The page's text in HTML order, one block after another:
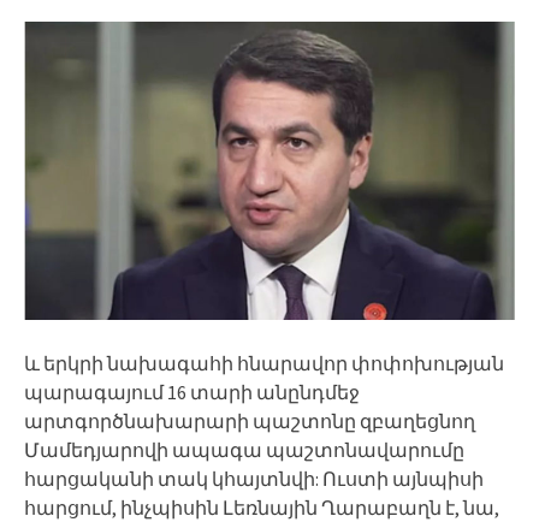
և երկրի նախագահի հնարավոր փոփոխության
պարագայում 16 տարի անընդմեջ
արտգործնախարարի պաշտոնը զբաղեցնող
Մամեդյարովի ապագա պաշտոնավարումը
հարցականի տակ կհայտնվի: Ուստի այնպիսի
հարցում, ինչպիսին Լեռնային Ղարաբաղն է, նա,